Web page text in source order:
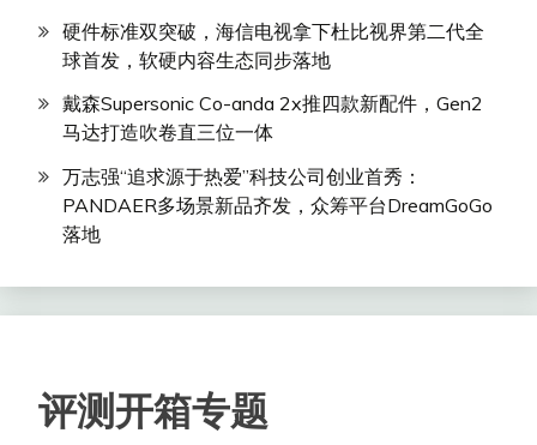
硬件标准双突破，海信电视拿下杜比视界第二代全
球首发，软硬内容生态同步落地
戴森Supersonic Co-anda 2x推四款新配件，Gen2
马达打造吹卷直三位一体
万志强“追求源于热爱”科技公司创业首秀：
PANDAER多场景新品齐发，众筹平台DreamGoGo
落地
评测开箱专题